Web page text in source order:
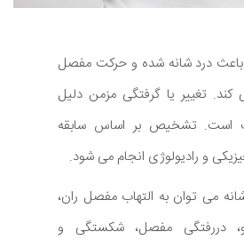
باعث درد شانه شده و حرکت مفصل
تغییر یا گرفتگی مزمن دلیل
است. تشخیص بر اساس سابقه
و رادیولوژی انجام می شود.
می توان به التهاب مفصل ران،
دررفتگی مفصل، شکستگی و